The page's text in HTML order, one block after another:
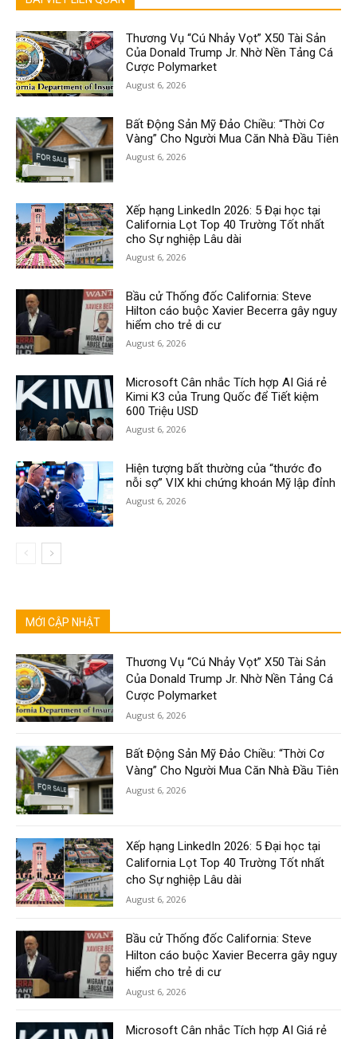
Thương Vụ “Cú Nhảy Vọt” X50 Tài Sản
Của Donald Trump Jr. Nhờ Nền Tảng Cá
Cược Polymarket
August 6, 2026
Bất Động Sản Mỹ Đảo Chiều: “Thời Cơ
Vàng” Cho Người Mua Căn Nhà Đầu Tiên
August 6, 2026
Xếp hạng LinkedIn 2026: 5 Đại học tại
California Lọt Top 40 Trường Tốt nhất
cho Sự nghiệp Lâu dài
August 6, 2026
Bầu cử Thống đốc California: Steve
Hilton cáo buộc Xavier Becerra gây nguy
hiểm cho trẻ di cư
August 6, 2026
Microsoft Cân nhắc Tích hợp AI Giá rẻ
Kimi K3 của Trung Quốc để Tiết kiệm
600 Triệu USD
August 6, 2026
Hiện tượng bất thường của “thước đo
nỗi sợ” VIX khi chứng khoán Mỹ lập đỉnh
August 6, 2026
MỚI CẬP NHẬT
Thương Vụ “Cú Nhảy Vọt” X50 Tài Sản
Của Donald Trump Jr. Nhờ Nền Tảng Cá
Cược Polymarket
August 6, 2026
Bất Động Sản Mỹ Đảo Chiều: “Thời Cơ
Vàng” Cho Người Mua Căn Nhà Đầu Tiên
August 6, 2026
Xếp hạng LinkedIn 2026: 5 Đại học tại
California Lọt Top 40 Trường Tốt nhất
cho Sự nghiệp Lâu dài
August 6, 2026
Bầu cử Thống đốc California: Steve
Hilton cáo buộc Xavier Becerra gây nguy
hiểm cho trẻ di cư
August 6, 2026
Microsoft Cân nhắc Tích hợp AI Giá rẻ